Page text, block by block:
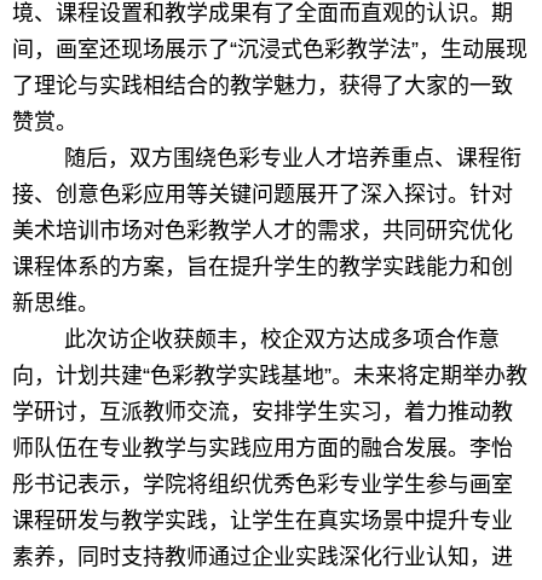
境、课程设置和教学成果有了全面而直观的认识。期
间，画室还现场展示了“沉浸式色彩教学法”，生动展现
了理论与实践相结合的教学魅力，获得了大家的一致
赞赏。
随后，双方围绕色彩专业人才培养重点、课程衔
接、创意色彩应用等关键问题展开了深入探讨。针对
美术培训市场对色彩教学人才的需求，共同研究优化
课程体系的方案，旨在提升学生的教学实践能力和创
新思维。
此次访企收获颇丰，校企双方达成多项合作意
向，计划共建“色彩教学实践基地”。未来将定期举办教
学研讨，互派教师交流，安排学生实习，着力推动教
师队伍在专业教学与实践应用方面的融合发展。李怡
彤书记表示，学院将组织优秀色彩专业学生参与画室
课程研发与教学实践，让学生在真实场景中提升专业
素养，同时支持教师通过企业实践深化行业认知，进